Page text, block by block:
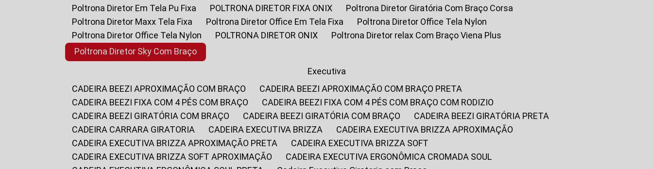
Poltrona Diretor Em Tela Pu Fixa
POLTRONA DIRETOR FIXA ONIX
Poltrona Diretor Giratória Com Braço Corsa
Poltrona Diretor Maxx Tela Fixa
Poltrona Diretor Office Em Tela Fixa
Poltrona Diretor Office Tela Nylon
Poltrona Diretor Office Tela Nylon
POLTRONA DIRETOR ONIX
Poltrona Diretor relax Com Braço Viena Plus
Poltrona Diretor Sky Com Braço
Executiva
CADEIRA BEEZI APROXIMAÇÃO COM BRAÇO
CADEIRA BEEZI APROXIMAÇÃO COM BRAÇO PRETA
CADEIRA BEEZI FIXA COM 4 PÉS COM BRAÇO
CADEIRA BEEZI FIXA COM 4 PÉS COM BRAÇO COM RODIZIO
CADEIRA BEEZI GIRATÓRIA COM BRAÇO
CADEIRA BEEZI GIRATÓRIA COM BRAÇO
CADEIRA BEEZI GIRATÓRIA PRETA
CADEIRA CARRARA GIRATORIA
CADEIRA EXECUTIVA BRIZZA
CADEIRA EXECUTIVA BRIZZA APROXIMAÇÃO
CADEIRA EXECUTIVA BRIZZA APROXIMAÇÃO PRETA
CADEIRA EXECUTIVA BRIZZA SOFT
CADEIRA EXECUTIVA BRIZZA SOFT APROXIMAÇÃO
CADEIRA EXECUTIVA ERGONÔMICA CROMADA SOUL